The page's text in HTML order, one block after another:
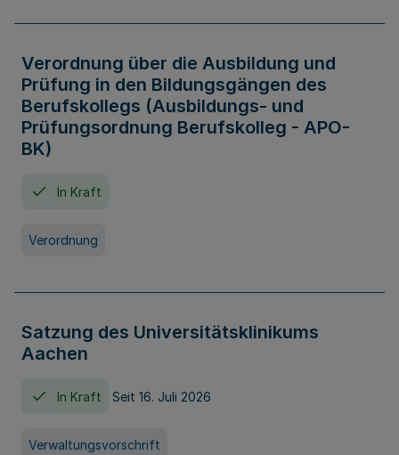
Verordnung über die Ausbildung und
Prüfung in den Bildungsgängen des
Berufskollegs (Ausbildungs- und
Prüfungsordnung Berufskolleg - APO-
BK)
In Kraft
Verordnung
Satzung des Universitätsklinikums
Aachen
In Kraft Seit 16. Juli 2026
Verwaltungsvorschrift